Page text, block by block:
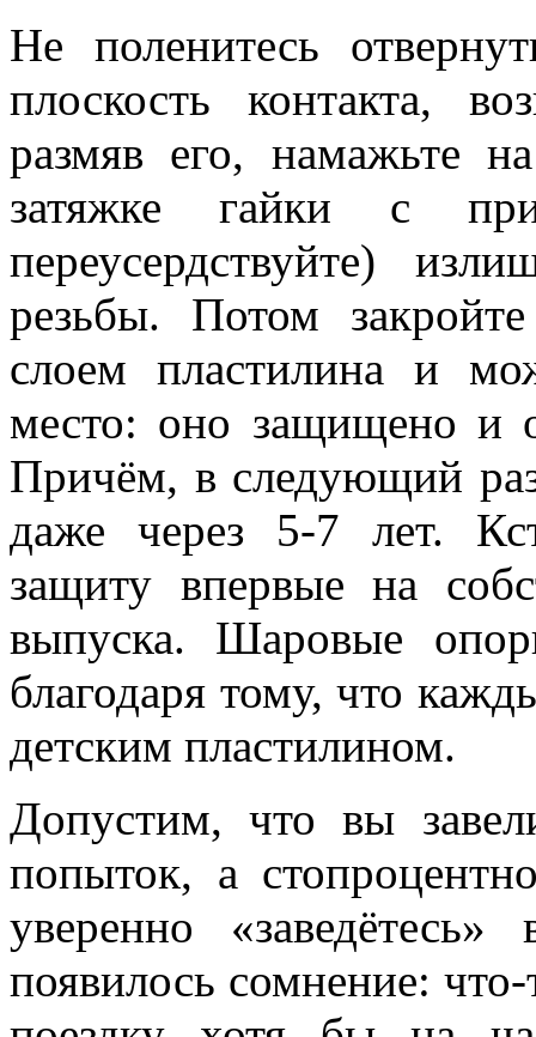
Не поленитесь
плоскость контакта,
размяв его, намажьте
затяжке гайки с
переусердствуйте)
резьбы. Потом
слоем пластилина и
место: оно защищено и
Причём, в следующий
даже через 5-7 лет.
защиту впервые на
выпуска. Шаровые
благодаря тому, что
детским пластилином.
Допустим, что вы
попыток, а
уверенно
появилось сомнение: